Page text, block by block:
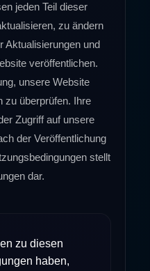
jeden Teil dieser
zu ändern
Aktualisierungen und
veröffentlichen.
unsere Website
zu überprüfen. Ihre
Zugriff auf unsere
der Veröffentlichung
stellt
dar.
zu diesen
haben,